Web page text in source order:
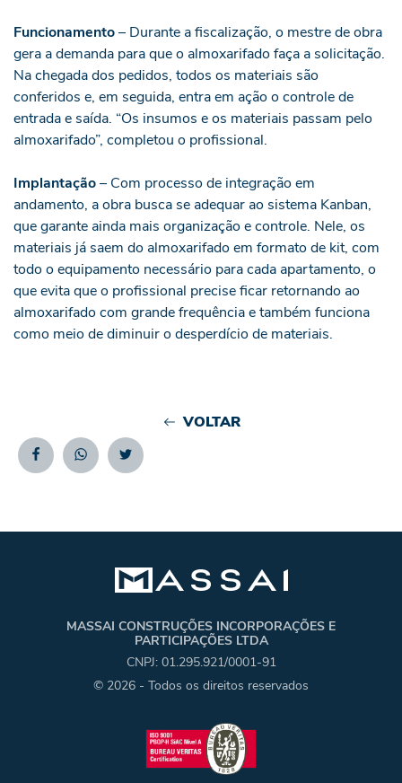
Funcionamento– Durante a fiscalização, o mestre de obra
gera a demanda para que o almoxarifado faça a solicitação.
Na chegada dos pedidos, todos os materiais são
conferidos e, em seguida, entra em ação o controle de
entrada e saída. “Os insumos e os materiais passam pelo
almoxarifado”, completou o profissional.
Implantação– Com processo de integração em
andamento, a obra busca se adequar ao sistema Kanban,
que garante ainda mais organização e controle. Nele, os
materiais já saem do almoxarifado em formato de kit, com
todo o equipamento necessário para cada apartamento, o
que evita que o profissional precise ficar retornando ao
almoxarifado com grande frequência e também funciona
como meio de diminuir o desperdício de materiais.
VOLTAR
FacebookWhatsappTwitter
MASSAI CONSTRUÇÕES INCORPORAÇÕES E
PARTICIPAÇÕES LTDA
CNPJ: 01.295.921/0001-91
© 2026 - Todos os direitos reservados